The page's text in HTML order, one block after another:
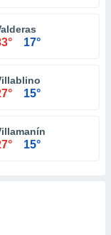
17°
15°
15°